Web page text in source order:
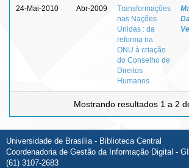
24-Mai-2010 Abr-2009
Transformações
nas Nações
Unidas : da
reforma na
ONU à criação
do Conselho de
Direitos
Humanos
Mostrando resultados 1 a 2
Universidade de Brasília - Biblioteca Central
Coordenadoria de Gestão da Informação Digital -
(61) 3107-2683